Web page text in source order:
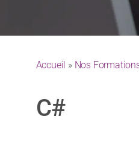
Accueil » Nos
C#